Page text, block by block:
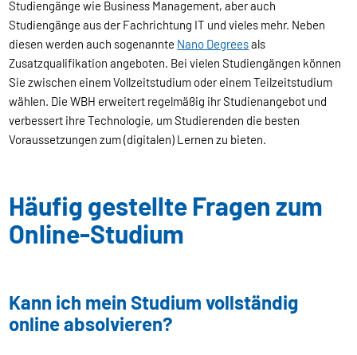
Studiengänge wie Business Management, aber auch
Studiengänge aus der Fachrichtung IT und vieles mehr. Neben
diesen werden auch sogenannte Nano Degreesals
Zusatzqualifikation angeboten. Bei vielen Studiengängen können
Sie zwischen einem Vollzeitstudium oder einem Teilzeitstudium
wählen. Die WBH erweitert regelmäßig ihr Studienangebot und
verbessert ihre Technologie, um Studierenden die besten
Voraussetzungen zum (digitalen) Lernen zu bieten.
Häufig gestellte Fragen zum
Online-Studium
Kann ich mein Studium vollständig
online absolvieren?